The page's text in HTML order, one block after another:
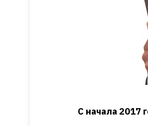
С начала 2017